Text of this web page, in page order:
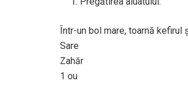
Într-un bol mare, toarnă kefirul
Sare
Zahăr
1 ou